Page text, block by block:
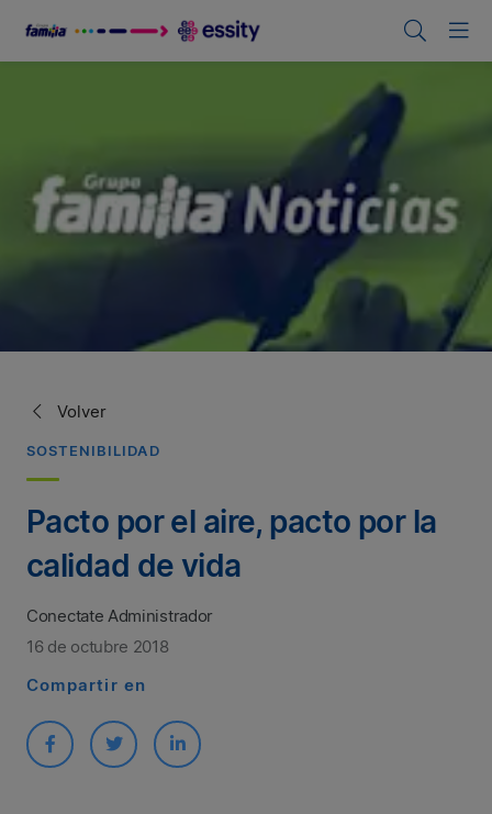
Volver
SOSTENIBILIDAD
Pacto por el aire, pacto por la
calidad de vida
Conectate Administrador
16 de octubre 2018
Compartir en